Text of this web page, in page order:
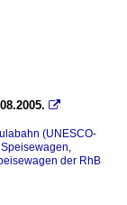

(UNESCO-
,
der RhB